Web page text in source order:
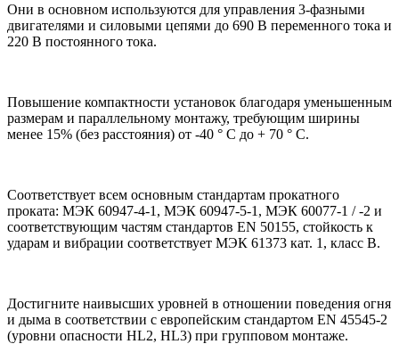
Они в основном используются для управления 3-фазными
двигателями и силовыми цепями до 690 В переменного тока и
220 В постоянного тока.
Повышение компактности установок благодаря уменьшенным
размерам и параллельному монтажу, требующим ширины
менее 15% (без расстояния) от -40 ° C до + 70 ° C.
Соответствует всем основным стандартам прокатного
проката: МЭК 60947-4-1, МЭК 60947-5-1, МЭК 60077-1 / -2 и
соответствующим частям стандартов EN 50155, стойкость к
ударам и вибрации соответствует МЭК 61373 кат. 1, класс B.
Достигните наивысших уровней в отношении поведения огня
и дыма в соответствии с европейским стандартом EN 45545-2
(уровни опасности HL2, HL3) при групповом монтаже.